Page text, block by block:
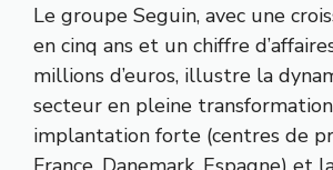
Le groupe Seguin, avec une
en cinq ans et un chiffre
millions d’euros, illustre la
secteur en pleine
implantation forte (centres de